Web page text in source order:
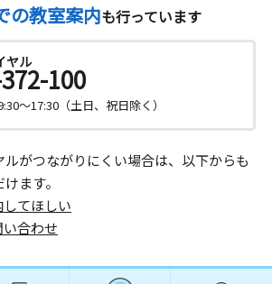
の教室案内も行っています
ヤル
100
～17:30（土日、祝日除く）
ルがつながりにくい場合は、以下からも
ます。
てほしい
合わせ